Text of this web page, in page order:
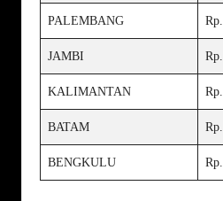
PALEMBANG
JAMBI
KALIMANTAN
BATAM
BENGKULU